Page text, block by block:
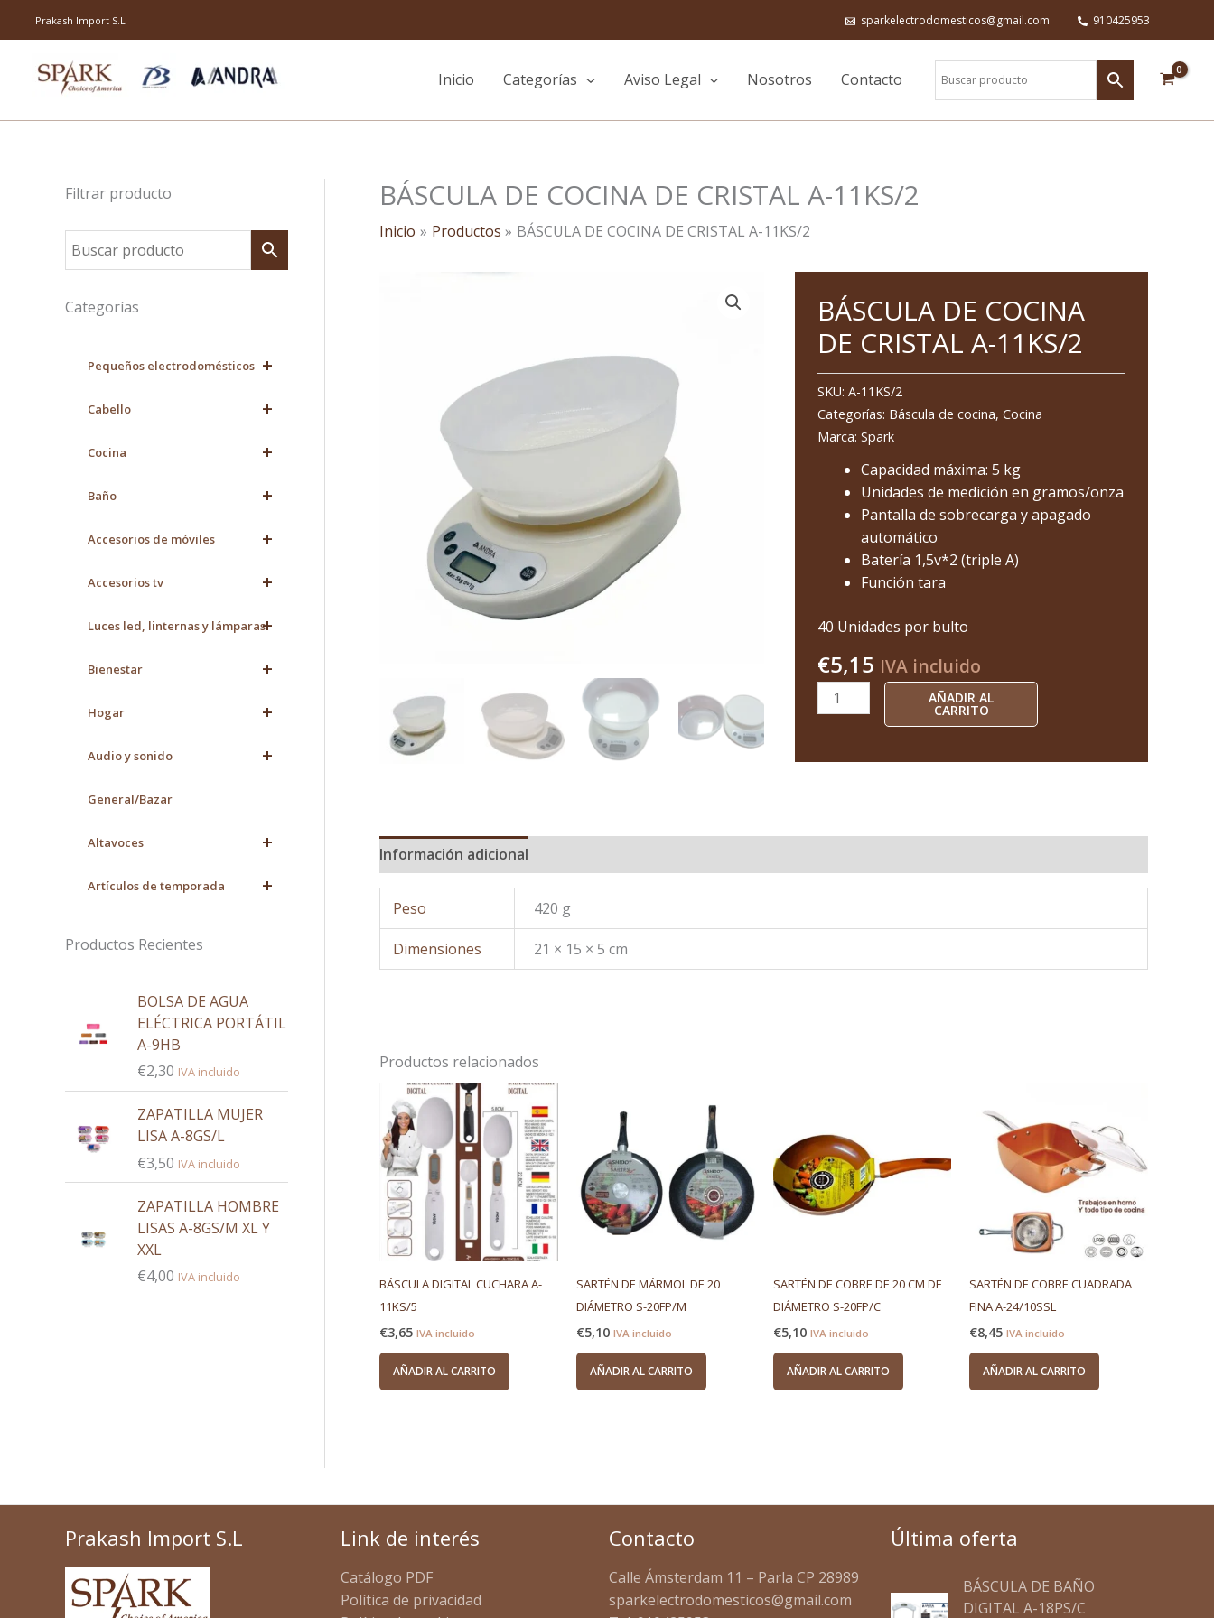
Prakash Import S.L sparkelectrodomesticos@gmail.com 910425953
Inicio Categorías Aviso Legal Nosotros Contacto
Filtrar producto
Categorías
+
Pequeños electrodomésticos
+
Cabello
+
Cocina
+
Baño
+
Accesorios de móviles
+
Accesorios tv
+
Luces led, linternas y lámparas
+
Bienestar
+
Hogar
+
Audio y sonido
General/Bazar
+
Altavoces
+
Artículos de temporada
Productos Recientes
BOLSA DE AGUA
ELÉCTRICA PORTÁTIL
A-9HB
€2,30 IVA incluido
ZAPATILLA MUJER
LISA A-8GS/L
€3,50 IVA incluido
ZAPATILLA HOMBRE
LISAS A-8GS/M XL Y
XXL
€4,00 IVA incluido
BÁSCULA DE COCINA DE CRISTAL A-11KS/2
Inicio Productos BÁSCULA DE COCINA DE CRISTAL A-11KS/2
BÁSCULA DE COCINA
DE CRISTAL A-11KS/2
SKU: A-11KS/2
Categorías: Báscula de cocina, Cocina
Marca: Spark
Capacidad máxima: 5 kg
Unidades de medición en gramos/onza
Pantalla de sobrecarga y apagado
automático
Batería 1,5v*2 (triple A)
Función tara
40 Unidades por bulto
€5,15 IVA incluido
DE
COCINA
DE
CRISTAL
A-
11KS/2
cantidad
AÑADIR AL
CARRITO
Información adicional
Peso 420 g
Dimensiones 21 × 15 × 5 cm
Productos relacionados
BÁSCULA DIGITAL CUCHARA A-
11KS/5
€3,65 IVA incluido
AÑADIR AL CARRITO
SARTÉN DE MÁRMOL DE 20
DIÁMETRO S-20FP/M
€5,10 IVA incluido
AÑADIR AL CARRITO
SARTÉN DE COBRE DE 20 CM DE
DIÁMETRO S-20FP/C
€5,10 IVA incluido
AÑADIR AL CARRITO
SARTÉN DE COBRE CUADRADA
FINA A-24/10SSL
€8,45 IVA incluido
AÑADIR AL CARRITO
Prakash Import S.L Link de interés
Catálogo PDF
Política de privacidad
Contacto
Calle Ámsterdam 11 – Parla CP 28989
sparkelectrodomesticos@gmail.com
Última oferta
BÁSCULA DE BAÑO
DIGITAL A-18PS/C
El
precio
El
precio